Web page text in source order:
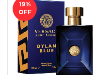
19%
OFF